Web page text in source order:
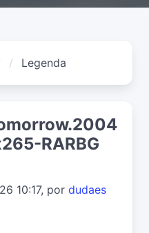
Legenda
RARBG
10:17, por dudaes